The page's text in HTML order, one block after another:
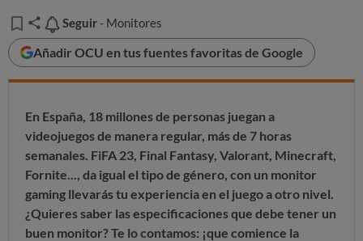
Seguir
Seguir - Monitores
Añadir OCU en tus fuentes favoritas de Google
En España, 18 millones de personas juegan a
videojuegos de manera regular, más de 7 horas
semanales. FiFA 23, Final Fantasy, Valorant, Minecraft,
Fornite..., da igual el tipo de género, con un monitor
gaming llevarás tu experiencia en el juego a otro nivel.
¿Quieres saber las especificaciones que debe tener un
buen monitor? Te lo contamos: ¡que comience la